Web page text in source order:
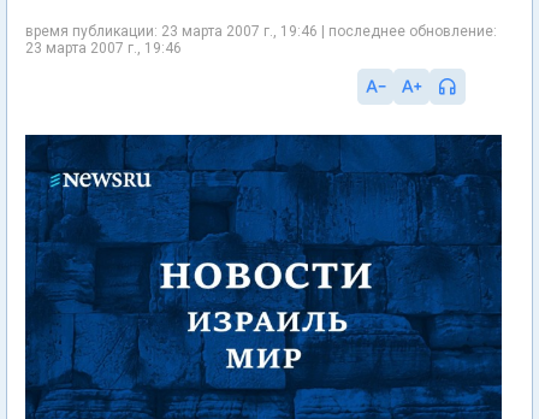
время публикации: 23 марта 2007 г., 19:46 | последнее обновление:
23 марта 2007 г., 19:46